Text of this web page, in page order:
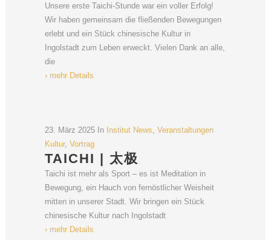
Unsere erste Taichi-Stunde war ein voller Erfolg!
Wir haben gemeinsam die fließenden Bewegungen
erlebt und ein Stück chinesische Kultur in
Ingolstadt zum Leben erweckt. Vielen Dank an alle,
die
› mehr Details
23. März 2025 In Institut News Veranstaltungen
Kultur, Vortrag
TAICHI | 太极
Taichi ist mehr als Sport – es ist Meditation in
Bewegung, ein Hauch von fernöstlicher Weisheit
mitten in unserer Stadt. Wir bringen ein Stück
chinesische Kultur nach Ingolstadt
› mehr Details